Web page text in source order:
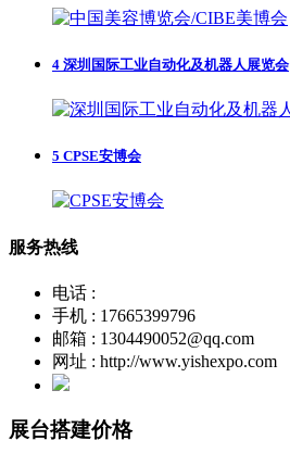
4 深圳国际工业自动化及机器人展览会
5 CPSE安博会
服务热线
电话 :
手机 : 17665399796
邮箱 : 1304490052@qq.com
网址 : http://www.yishexpo.com
展台搭建价格